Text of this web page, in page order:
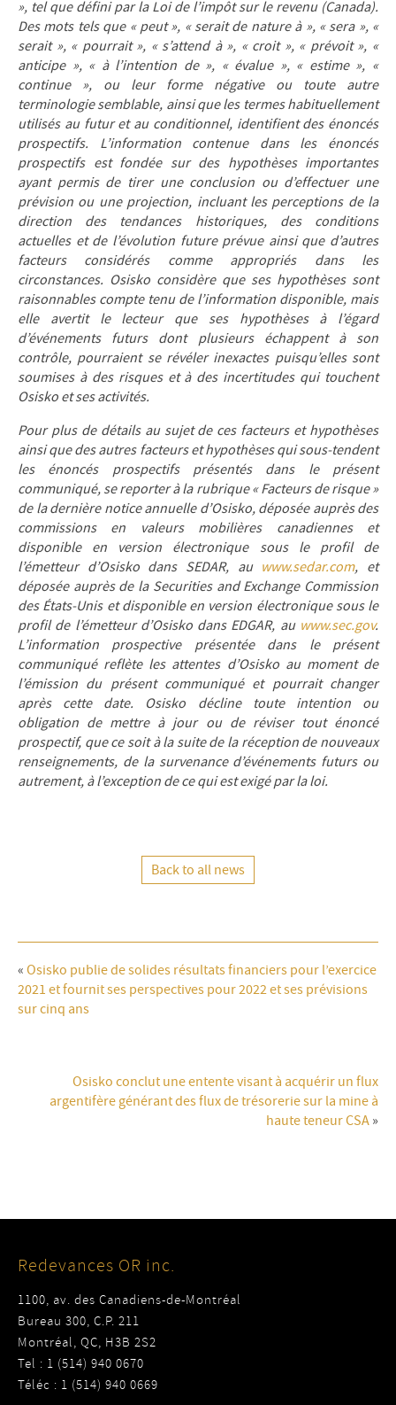
», tel que défini par la Loi de l’impôt sur le revenu (Canada).
Des mots tels que « peut », « serait de nature à », « sera », «
serait », « pourrait », « s’attend à », « croit », « prévoit », «
anticipe », « à l’intention de », « évalue », « estime », «
continue », ou leur forme négative ou toute autre
terminologie semblable, ainsi que les termes habituellement
utilisés au futur et au conditionnel, identifient des énoncés
prospectifs. L’information contenue dans les énoncés
prospectifs est fondée sur des hypothèses importantes
ayant permis de tirer une conclusion ou d’effectuer une
prévision ou une projection, incluant les perceptions de la
direction des tendances historiques, des conditions
actuelles et de l’évolution future prévue ainsi que d’autres
facteurs considérés comme appropriés dans les
circonstances. Osisko considère que ses hypothèses sont
raisonnables compte tenu de l’information disponible, mais
elle avertit le lecteur que ses hypothèses à l’égard
d’événements futurs dont plusieurs échappent à son
contrôle, pourraient se révéler inexactes puisqu’elles sont
soumises à des risques et à des incertitudes qui touchent
Osisko et ses activités.
Pour plus de détails au sujet de ces facteurs et hypothèses
ainsi que des autres facteurs et hypothèses qui sous-tendent
les énoncés prospectifs présentés dans le présent
communiqué, se reporter à la rubrique « Facteurs de risque »
de la dernière notice annuelle d’Osisko, déposée auprès des
commissions en valeurs mobilières canadiennes et
disponible en version électronique sous le profil de
l’émetteur d’Osisko dans SEDAR, au www.sedar.com, et
déposée auprès de la Securities and Exchange Commission
des États-Unis et disponible en version électronique sous le
profil de l’émetteur d’Osisko dans EDGAR, au www.sec.gov.
L’information prospective présentée dans le présent
communiqué reflète les attentes d’Osisko au moment de
l’émission du présent communiqué et pourrait changer
après cette date. Osisko décline toute intention ou
obligation de mettre à jour ou de réviser tout énoncé
prospectif, que ce soit à la suite de la réception de nouveaux
renseignements, de la survenance d’événements futurs ou
autrement, à l’exception de ce qui est exigé par la loi.
Back to all news
« Osisko publie de solides résultats financiers pour l’exercice
2021 et fournit ses perspectives pour 2022 et ses prévisions
sur cinq ans
Osisko conclut une entente visant à acquérir un flux
argentifère générant des flux de trésorerie sur la mine à
haute teneur CSA »
Redevances OR inc.
1100, av. des Canadiens-de-Montréal
Bureau 300, C.P. 211
Montréal, QC, H3B 2S2
Tel : 1 (514) 940 0670
Téléc : 1 (514) 940 0669